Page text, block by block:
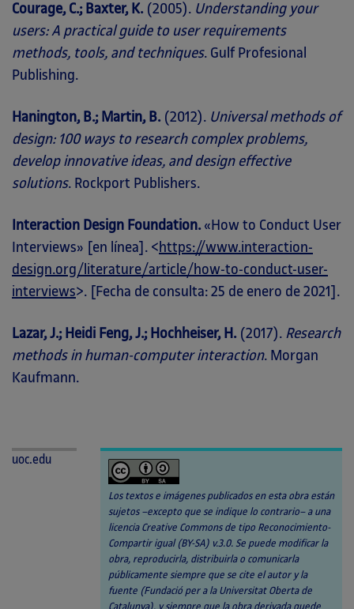
Courage, C.; Baxter, K.(2005). Understanding your
users: A practical guide to user requirements
methods, tools, and techniques. Gulf Profesional
Publishing.
Hanington, B.; Martin, B.(2012). Universal methods of
design: 100 ways to research complex problems,
develop innovative ideas, and design effective
solutions. Rockport Publishers.
Interaction Design Foundation.«How to Conduct User
Interviews» [en línea]. < https://www.interaction-
design.org/literature/article/how-to-conduct-user-
interviews>. [Fecha de consulta: 25 de enero de 2021].
Lazar, J.; Heidi Feng, J.; Hochheiser, H. (2017). Research
methods in human-computer interaction. Morgan
Kaufmann.
uoc.edu
Los textos e imágenes publicados en esta obra están
sujetos –excepto que se indique lo contrario– a una
licencia Creative Commons de tipo Reconocimiento-
Compartir igual (BY-SA) v.3.0. Se puede modificar la
obra, reproducirla, distribuirla o comunicarla
públicamente siempre que se cite el autor y la
fuente (Fundació per a la Universitat Oberta de
Catalunya), y siempre que la obra derivada quede